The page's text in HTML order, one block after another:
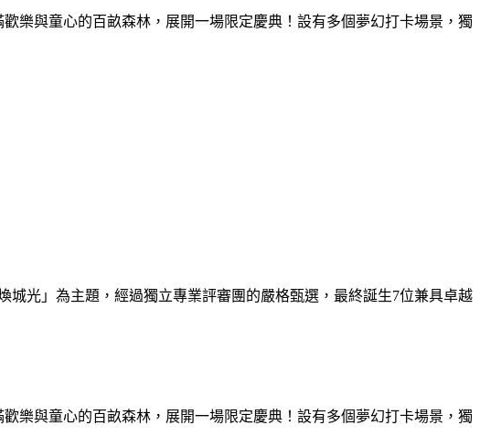
樂與童心的百畝森林，展開一場限定慶典！設有多個夢幻打卡場景，獨
光」為主題，經過獨立專業評審團的嚴格甄選，最終誕生7位兼具卓越
樂與童心的百畝森林，展開一場限定慶典！設有多個夢幻打卡場景，獨